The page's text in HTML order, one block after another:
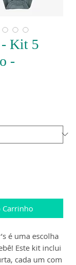
- Kit 5
-
Carrinho
é uma escolha
Este kit inclui
cada um com